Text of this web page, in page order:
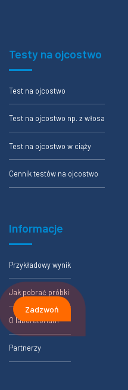
Testy na ojcostwo
Test na ojcostwo
Test na ojcostwo np. z włosa
Test na ojcostwo w ciąży
Cennik testów na ojcostwo
Informacje
Przykładowy wynik
Jak pobrać próbki
O laboratorium
Partnerzy
Zadzwoń